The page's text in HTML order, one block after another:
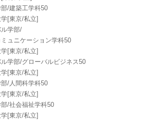
/建築工学科50
[東京/私立]
学部/
ミュニケーション学科50
[東京/私立]
学部/グローバルビジネス50
[東京/私立]
部/人間科学科50
[東京/私立]
部/社会福祉学科50
[東京/私立]